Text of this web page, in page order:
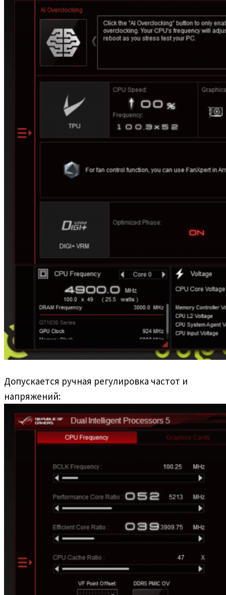
Допускается ручная регулировка частот и
напряжений: